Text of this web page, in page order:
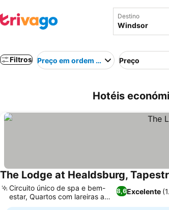
Destino
Filtros Preço em ordem crescentePreço
Hotéis
The Lodge at Healdsburg,
8,6Excelente
Circuito único de spa e bem-
estar, Quartos com lareiras a
gás